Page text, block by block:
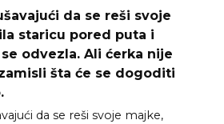
da se reši svoje
staricu pored puta i
odvezla. Ali ćerka nije
šta će se dogoditi
da se reši svoje majke,